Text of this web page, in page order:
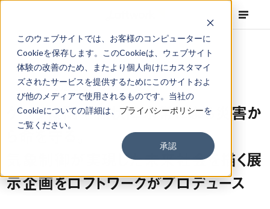
このウェブサイトでは、お客様のコンピューターに
Cookieを保存します。このCookieは、ウェブサイト
体験の改善のため、またより個人向けにカスタマイ
ズされたサービスを提供するためにこのサイトおよ
び他のメディアで使用されるものです。当社の
Cookieについての詳細は、 プライバシーポリシーを
ご覧ください。
承認
NEWS 2025.07.22
ゲリラ豪雨や線状降水帯による災害か
ら命を守る。
気象制御が実現した未来社会を描く展
示企画をロフトワークがプロデュース